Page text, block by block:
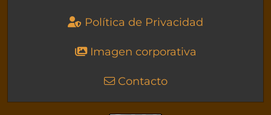
Política de Privacidad
Imagen corporativa
Contacto